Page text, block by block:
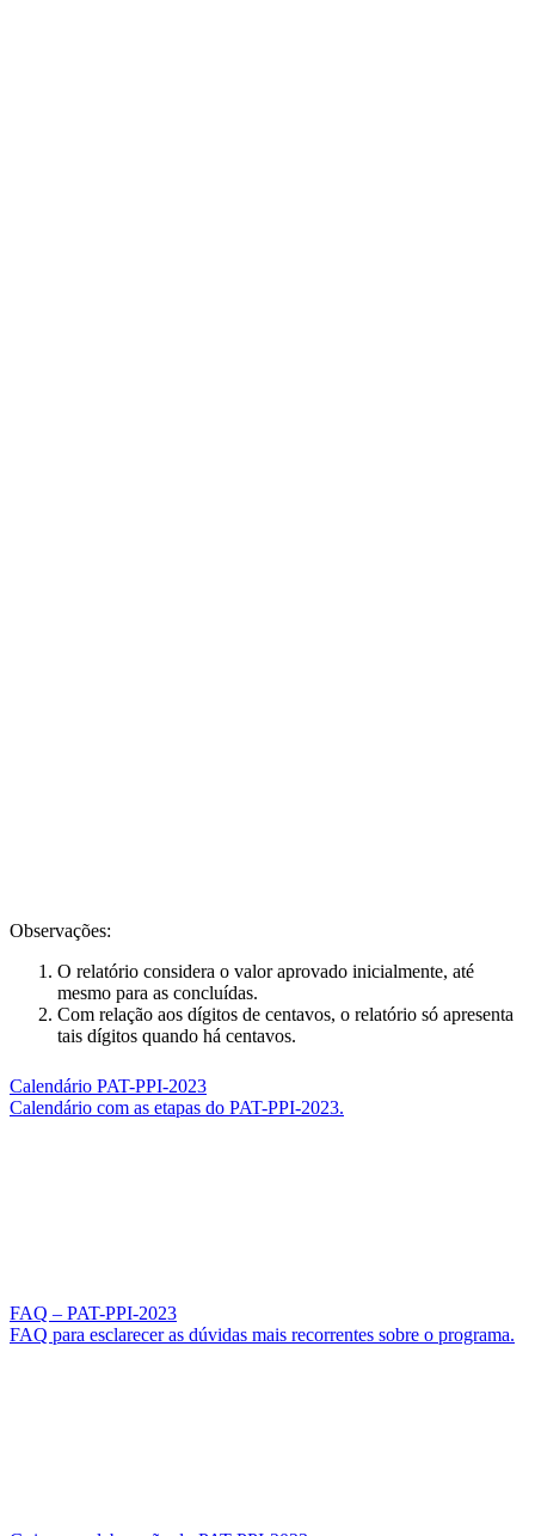
Observações:
O relatório considera o valor aprovado inicialmente, até
mesmo para as concluídas.
Com relação aos dígitos de centavos, o relatório só apresenta
tais dígitos quando há centavos.
Calendário PAT-PPI-2023
Calendário com as etapas do PAT-PPI-2023.
FAQ – PAT-PPI-2023
FAQ para esclarecer as dúvidas mais recorrentes sobre o programa.